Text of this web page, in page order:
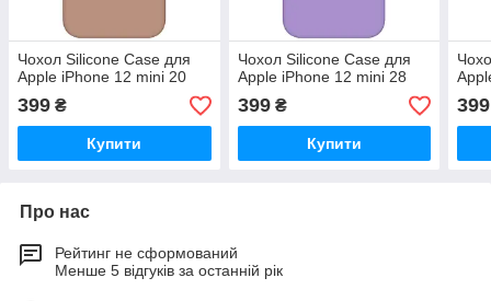
Чохол Silicone Case для
Apple iPhone 12 mini 20
399 ₴
Купити
Чохол Silicone Case для
Apple iPhone 12 mini 28
399₴
Купити
399
Про нас
Рейтинг не сформований
Менше 5 відгуків за останній рік